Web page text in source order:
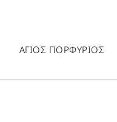
ΑΓΙΟΣ ΠΟΡΦΥΡΙΟΣ